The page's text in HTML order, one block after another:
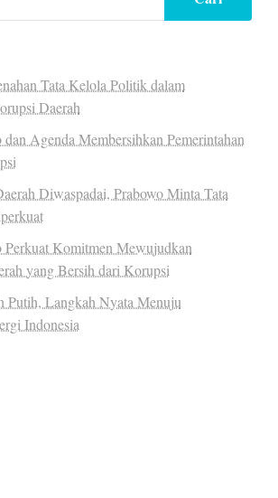
Tata Kelola Politik dalam
Daerah
dan Agenda Membersihkan Pemerintahan
Diwaspadai, Prabowo Minta Tata
Perkuat Komitmen Mewujudkan
yang Bersih dari Korupsi
Putih, Langkah Nyata Menuju
Indonesia